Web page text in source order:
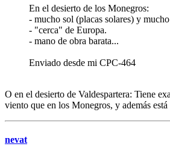
En el desierto de los Monegros:
- mucho sol (placas solares) y
- "cerca" de Europa.
- mano de obra barata...
Enviado desde mi CPC-464
O en el desierto de Valdespartera: Tiene
viento que en los Monegros, y además
nevat